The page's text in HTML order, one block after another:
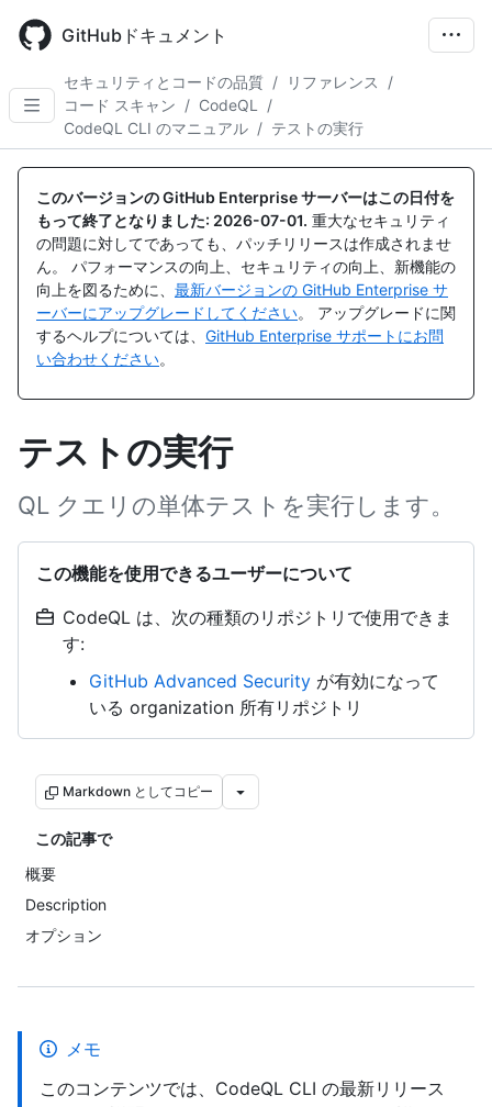
main
GitHubドキュメント
セキュリティとコードの品質 / リファレンス
/
コード スキャン / CodeQL
/
CodeQL CLI のマニュアル / テストの実行
このバージョンの GitHub Enterprise サーバーはこの日付を
もって終了となりました: 2026-07-01. 重大なセキュリティ
の問題に対してであっても、パッチリリースは作成されませ
ん。 パフォーマンスの向上、セキュリティの向上、新機能の
向上を図るために、 最新バージョンの GitHub Enterprise サ
ーバーにアップグレードしてください。 アップグレードに関
するヘルプについては、 GitHub Enterprise サポートにお問
い合わせください。
テストの実行
QL クエリの単体テストを実行します。
この機能を使用できるユーザーについて
CodeQL は、次の種類のリポジトリで使用できま
す:
GitHub Advanced Security が有効になって
いる organization 所有リポジトリ
Markdown としてコピー
この記事で
概要
Description
オプション
メモ
このコンテンツでは、CodeQL CLI の最新リリース